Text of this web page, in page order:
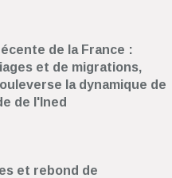
de la France :
et de migrations,
la dynamique de
de l'Ined
et rebond de